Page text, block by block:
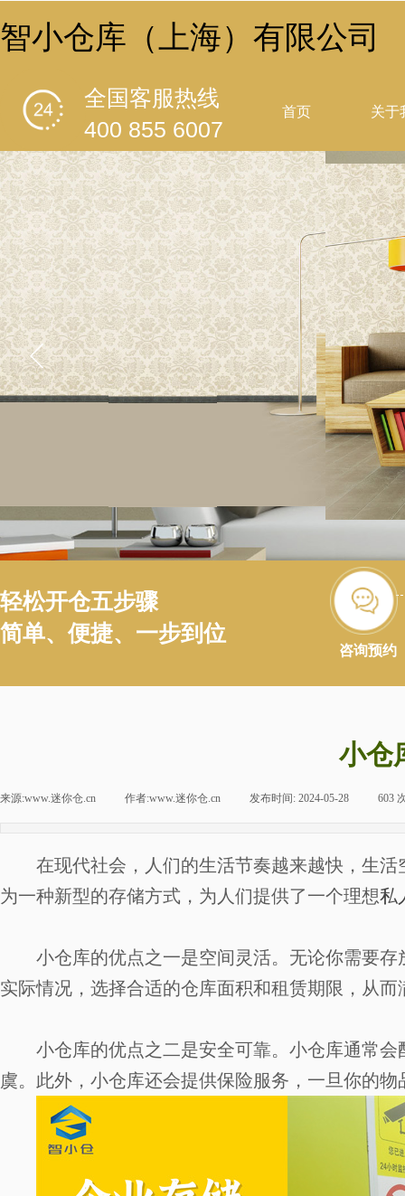
全国客服热线
400 855 6007
智小仓库（上海）有限公司
首页 关于
咨询预约
轻松开仓五步骤
简单、便捷、一步到位
小仓
来源:www.迷你仓.cn 作者:www.迷你仓.cn 发布时间: 2024-05-28 603
在现代社会，人们的生活节奏越来越快，生
为一种新型的存储方式，为人们提供了一个理想私
小仓库的优点之一是空间灵活。无论你需要
实际情况，选择合适的仓库面积和租赁期限，从
小仓库的优点之二是安全可靠。小仓库通常
虞。此外，小仓库还会提供保险服务，一旦你的